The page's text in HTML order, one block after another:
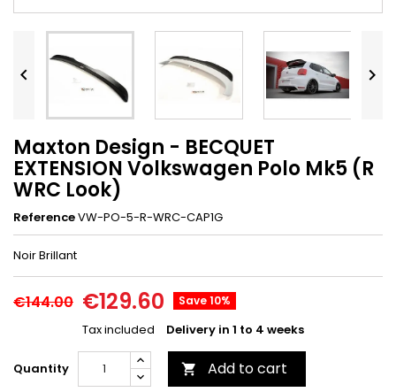
 
Maxton Design - BECQUET
EXTENSION Volkswagen Polo Mk5 (R
WRC Look)
ReferenceVW-PO-5-R-WRC-CAP1G
Noir Brillant
€144.00 €129.60 Save 10%
Tax included Delivery in 1 to 4 weeks
Quantity  Add to cart